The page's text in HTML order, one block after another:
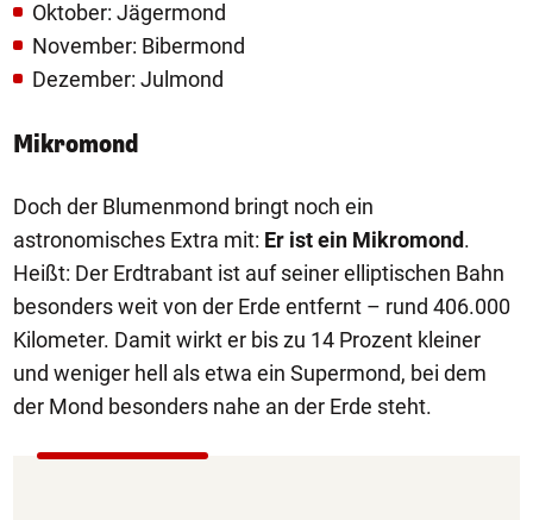
Oktober: Jägermond
November: Bibermond
Dezember: Julmond
Mikromond
Doch der Blumenmond bringt noch ein
astronomisches Extra mit: Er ist ein Mikromond.
Heißt: Der Erdtrabant ist auf seiner elliptischen Bahn
besonders weit von der Erde entfernt – rund 406.000
Kilometer. Damit wirkt er bis zu 14 Prozent kleiner
und weniger hell als etwa ein Supermond, bei dem
der Mond besonders nahe an der Erde steht.